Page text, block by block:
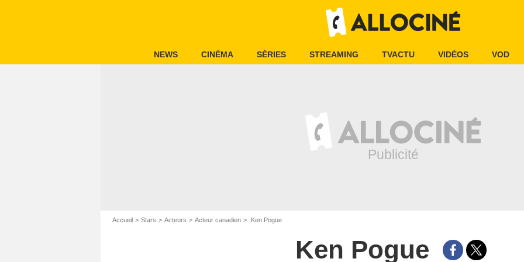
NEWS CINÉMA SÉRIES STREAMING TVACTU VIDÉOS VOD
Accueil Stars Acteurs Acteur canadien Ken Pogue
Ken Pogue